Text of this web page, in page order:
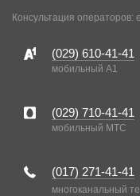
Консультация
(029) 610-41-41
мобильный A1
(029) 710-41-41
мобильный MTC
(017) 271-41-41
многоканальный